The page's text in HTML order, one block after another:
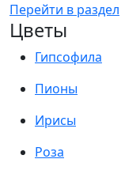
Перейти в раздел
Цветы
Гипсофила
Пионы
Ирисы
Роза